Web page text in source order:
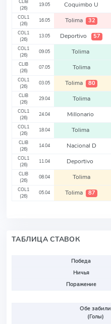
CLIB
(26)
19.05 Coquimbo U
COL1
(26)
16.05 Tolima 32
COL1
(26)
13.05 Deportivo 57
COL1
(26)
09.05 Tolima
CLIB
(26)
07.05 Tolima
COL1
(26)
03.05 Tolima 80
CLIB
(26)
29.04 Tolima
COL1
(26)
24.04 Millonario
COL1
(26)
18.04 Tolima
CLIB
(26)
14.04 Nacional D
COL1
(26)
11.04 Deportivo
CLIB
(26)
08.04 Tolima
COL1
(26)
05.04 Tolima 87
ТАБЛИЦА СТАВОК
Победа
Ничья
Поражение
Обе забили
(Голы)